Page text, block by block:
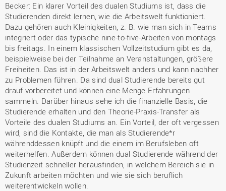
Becker: Ein klarer Vorteil des dualen Studiums ist, dass die
Studierenden direkt lernen, wie die Arbeitswelt funktioniert.
Dazu gehören auch Kleinigkeiten, z. B. wie man sich in Teams
integriert oder das typische nine-to-five-Arbeiten von montags
bis freitags. In einem klassischen Vollzeitstudium gibt es da,
beispielweise bei der Teilnahme an Veranstaltungen, größere
Freiheiten. Das ist in der Arbeitswelt anders und kann nachher
zu Problemen führen. Da sind dual Studierende bereits gut
drauf vorbereitet und können eine Menge Erfahrungen
sammeln. Darüber hinaus sehe ich die finanzielle Basis, die
Studierende erhalten und den Theorie-Praxis-Transfer als
Vorteile des dualen Studiums an. Ein Vorteil, der oft vergessen
wird, sind die Kontakte, die man als Studierende*r
währenddessen knüpft und die einem im Berufsleben oft
weiterhelfen. Außerdem können dual Studierende während der
Studienzeit schneller herausfinden, in welchem Bereich sie in
Zukunft arbeiten möchten und wie sie sich beruflich
weiterentwickeln wollen.